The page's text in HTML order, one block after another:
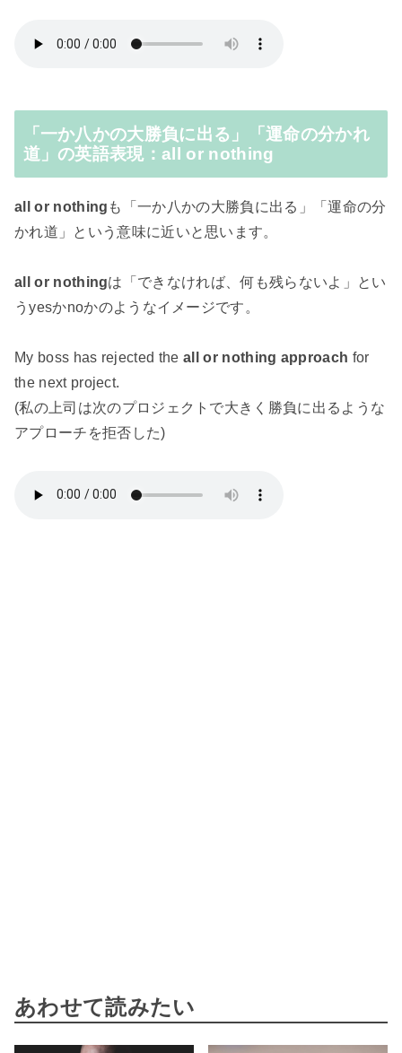
「一か八かの大勝負に出る」「運命の分かれ
道」の英語表現：all or nothing
all or nothing も「一か八かの大勝負に出る」「運命の分
かれ道」という意味に近いと思います。
all or nothingは「できなければ、何も残らないよ」とい
うyesかnoかのようなイメージです。
My boss has rejected the all or nothing approach for
the next project.
(私の上司は次のプロジェクトで大きく勝負に出るような
アプローチを拒否した)
あわせて読みたい